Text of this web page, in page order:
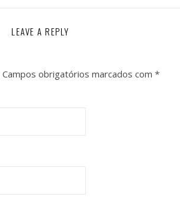
LEAVE A REPLY
Campos obrigatórios marcados com *